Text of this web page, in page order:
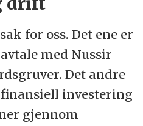
for oss. Det ene er
med Nussir
Det andre
investering
gjennom